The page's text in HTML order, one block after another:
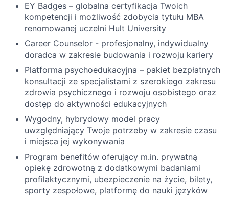
EY Badges – globalna certyfikacja Twoich
kompetencji i możliwość zdobycia tytułu MBA
renomowanej uczelni Hult University
Career Counselor - profesjonalny, indywidualny
doradca w zakresie budowania i rozwoju kariery
Platforma psychoedukacyjna – pakiet bezpłatnych
konsultacji ze specjalistami z szerokiego zakresu
zdrowia psychicznego i rozwoju osobistego oraz
dostęp do aktywności edukacyjnych
Wygodny, hybrydowy model pracy
uwzględniający Twoje potrzeby w zakresie czasu
i miejsca jej wykonywania
Program benefitów oferujący m.in. prywatną
opiekę zdrowotną z dodatkowymi badaniami
profilaktycznymi, ubezpieczenie na życie, bilety,
sporty zespołowe, platformę do nauki języków